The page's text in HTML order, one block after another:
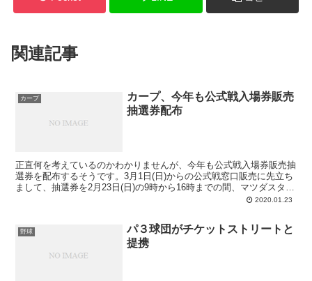
関連記事
カープ
カープ、今年も公式戦入場券販売
抽選券配布
正直何を考えているのかわかりませんが、今年も公式戦入場券販売抽
選券を配布するそうです。3月1日(日)からの公式戦窓口販売に先立ち
まして、抽選券を2月23日(日)の9時から16時までの間、マツダスタジ
2020.01.23
野球
パ３球団がチケットストリートと
提携